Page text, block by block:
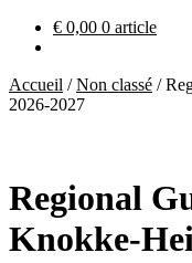
€ 0,00 0 article
Accueil /Non classé /
2026-2027
Regional
Knokke-